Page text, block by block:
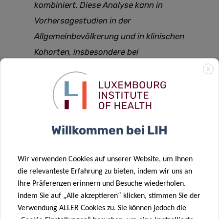
kombiniert. Diese Analyse kann in
Vorhersagestudien in der
Allgemeinbevölkerung und in klinischen
Kohorten, insbesondere bei
eingesetzt werden. Darüber hinaus haben
tiefe neuronale Netze viele potenzielle
umfangreichen und vielfältigen Daten
sowie mit fehlenden Daten
so die Hauptautorin Dr. Gloria Aguayo.
X
Willkommen bei LIH
Wir verwenden Cookies auf unserer Website, um Ihnen
die relevanteste Erfahrung zu bieten, indem wir uns an
Ihre Präferenzen erinnern und Besuche wiederholen.
Indem Sie auf „Alle akzeptieren“ klicken, stimmen Sie der
Verwendung ALLER Cookies zu. Sie können jedoch die